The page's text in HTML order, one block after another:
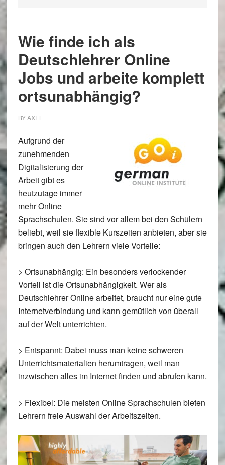
Wie finde ich als
Deutschlehrer Online
Jobs und arbeite komplett
ortsunabhängig?
BYAXEL
Aufgrund der
zunehmenden
Digitalisierung der
Arbeit gibt es
heutzutage immer
mehr Online
Sprachschulen. Sie sind vor allem bei den Schülern
beliebt, weil sie flexible Kurszeiten anbieten, aber sie
bringen auch den Lehrern viele Vorteile:
> Ortsunabhängig: Ein besonders verlockender
Vorteil ist die Ortsunabhängigkeit. Wer als
Deutschlehrer Online arbeitet, braucht nur eine gute
Internetverbindung und kann gemütlich von überall
auf der Welt unterrichten.
> Entspannt: Dabei muss man keine schweren
Unterrichtsmaterialien herumtragen, weil man
inzwischen alles im Internet finden und abrufen kann.
> Flexibel: Die meisten Online Sprachschulen bieten
Lehrern freie Auswahl der Arbeitszeiten.